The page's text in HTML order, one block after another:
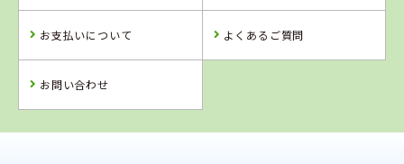
詳 細 予 約
予 約
お支払いについて よくあるご質問
お問い合わせ